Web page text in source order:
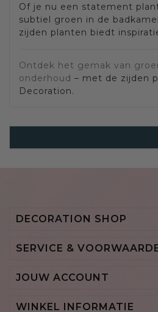
Of je nu een statement
subtiel groen in de
zijden planten biedt
Ontdek het gemak van
onderhoud – met de zijden
Decoration.
DECORATION SHOP
SERVICE &
JOUW ACCOUNT
WINKEL INFORMATIE